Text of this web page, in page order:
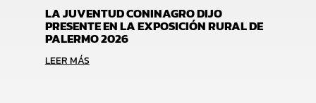
LA JUVENTUD CONINAGRO DIJO
PRESENTE EN LA EXPOSICIÓN RURAL DE
PALERMO 2026
LEER MÁS